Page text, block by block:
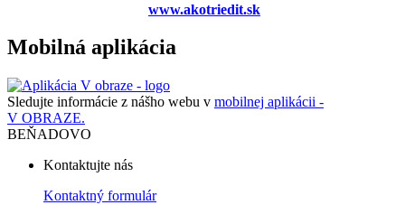
www.akotriedit.sk
Mobilná aplikácia
Sledujte informácie z nášho webu v mobilnej aplikácii -
V OBRAZE.
BEŇADOVO
Kontaktujte nás
Kontaktný formulár